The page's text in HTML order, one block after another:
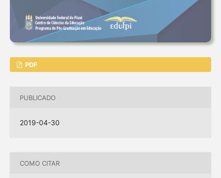
PDF
PUBLICADO
2019-04-30
COMO CITAR